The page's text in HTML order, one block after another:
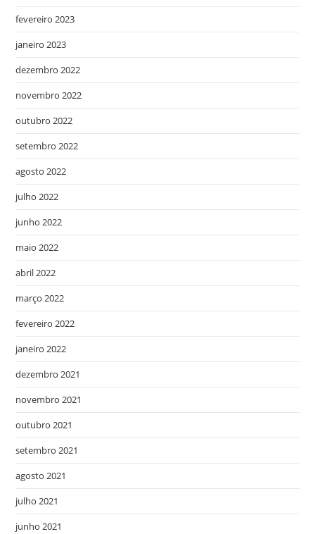
fevereiro 2023
janeiro 2023
dezembro 2022
novembro 2022
outubro 2022
setembro 2022
agosto 2022
julho 2022
junho 2022
maio 2022
abril 2022
março 2022
fevereiro 2022
janeiro 2022
dezembro 2021
novembro 2021
outubro 2021
setembro 2021
agosto 2021
julho 2021
junho 2021